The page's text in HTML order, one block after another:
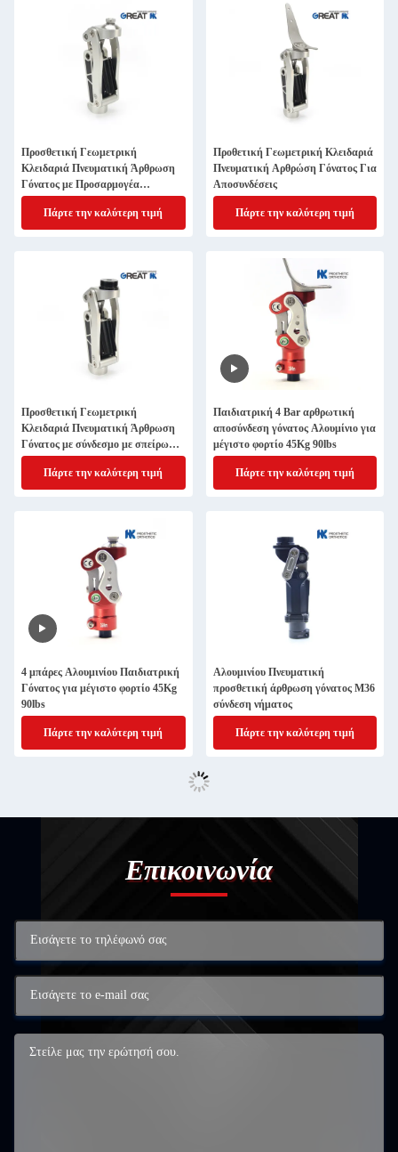
Προσθετική Γεωμετρική
Κλειδαριά Πνευματική Άρθρωση
Γόνατος με Προσαρμογέα
Πυραμίδας
Πάρτε την καλύτερη τιμή
Προθετική Γεωμετρική Κλειδαριά
Πνευματική Αρθρώση Γόνατος Για
Αποσυνδέσεις
Πάρτε την καλύτερη τιμή
Προσθετική Γεωμετρική
Κλειδαριά Πνευματική Άρθρωση
Γόνατος με σύνδεσμο με σπείρωμα
M36
Πάρτε την καλύτερη τιμή
Παιδιατρική 4 Bar αρθρωτική
αποσύνδεση γόνατος Αλουμίνιο για
μέγιστο φορτίο 45Kg 90lbs
Πάρτε την καλύτερη τιμή
4 μπάρες Αλουμινίου Παιδιατρική
Γόνατος για μέγιστο φορτίο 45Kg
90lbs
Πάρτε την καλύτερη τιμή
Αλουμινίου Πνευματική
προσθετική άρθρωση γόνατος M36
σύνδεση νήματος
Πάρτε την καλύτερη τιμή
Επικοινωνία